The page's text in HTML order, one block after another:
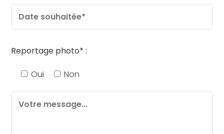
Reportage photo* :
Oui Non